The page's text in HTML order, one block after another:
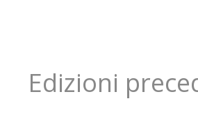
Edizioni